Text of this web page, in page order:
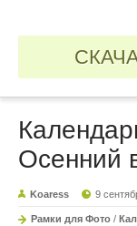
Осенний
Koaress 9
Рамки для Фото /